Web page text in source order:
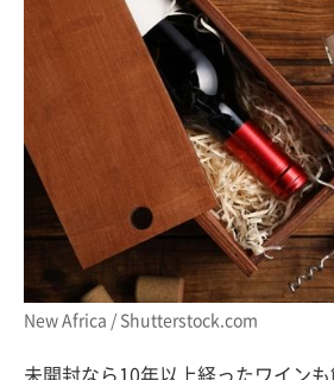
New Africa / Shutterstock.com
未開封なら10年以上経ったワイン